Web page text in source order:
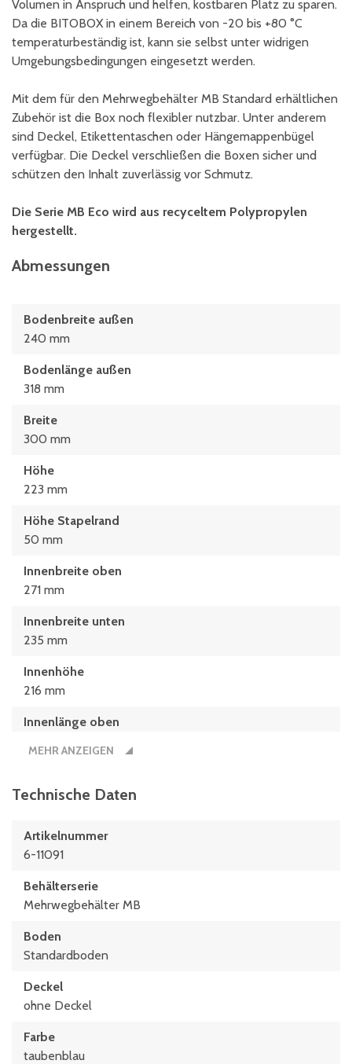
Volumen in Anspruch und helfen, kostbaren Platz zu sparen.
Da die BITOBOX in einem Bereich von -20 bis +80 °C
temperaturbeständig ist, kann sie selbst unter widrigen
Umgebungsbedingungen eingesetzt werden.
Mit dem für den Mehrwegbehälter MB Standard erhältlichen
Zubehör ist die Box noch flexibler nutzbar. Unter anderem
sind Deckel, Etikettentaschen oder Hängemappenbügel
verfügbar. Die Deckel verschließen die Boxen sicher und
schützen den Inhalt zuverlässig vor Schmutz.
Die Serie MB Eco wird aus recyceltem Polypropylen
hergestellt.
Abmessungen
Bodenbreite außen
240 mm
Bodenlänge außen
318 mm
Breite
300 mm
Höhe
223 mm
Höhe Stapelrand
50 mm
Innenbreite oben
271 mm
Innenbreite unten
235 mm
Innenhöhe
216 mm
Innenlänge oben
313 mm
400 mm
MEHR ANZEIGEN
Technische Daten
Artikelnummer
6-11091
Behälterserie
Mehrwegbehälter MB
Boden
Standardboden
Deckel
ohne Deckel
Farbe
taubenblau